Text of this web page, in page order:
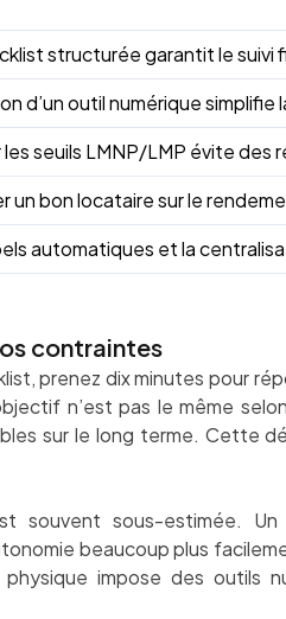
structurée garantit le suivi
d’un outil numérique
les seuils LMNP/LMP évite
un bon locataire sur le
automatiques et la
contraintes
prenez dix minutes pour
n’est pas le même
sur le long terme. Cette
souvent sous-estimée.
beaucoup plus
impose des outils